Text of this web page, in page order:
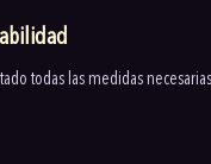
todas las medidas